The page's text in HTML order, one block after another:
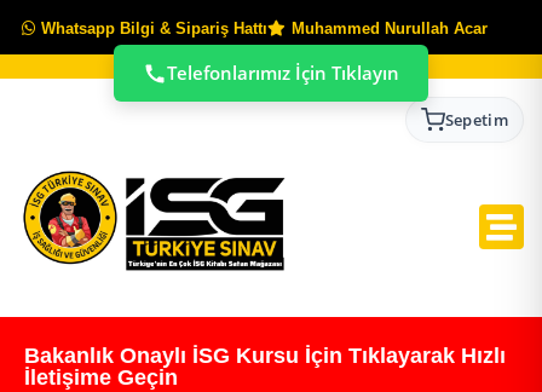
Whatsapp Bilgi & Sipariş Hattı Muhammed Nurullah Acar
Sepetim
Bakanlık Onaylı İSG Kursu İçin Tıklayarak Hızlı
İletişime Geçin
Telefonlarımız İçin Tıklayın